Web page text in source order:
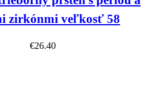
zirkónmi veľkosť 58
€26.40